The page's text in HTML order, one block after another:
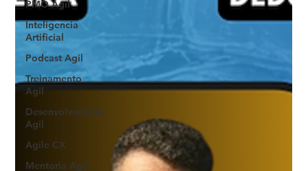
PMO Agil
Inteligencia
Artificial
Podcast Agil
Treinamento
Agil
Desenvolvimento
Agil
Agile CX
Mentoria Agil